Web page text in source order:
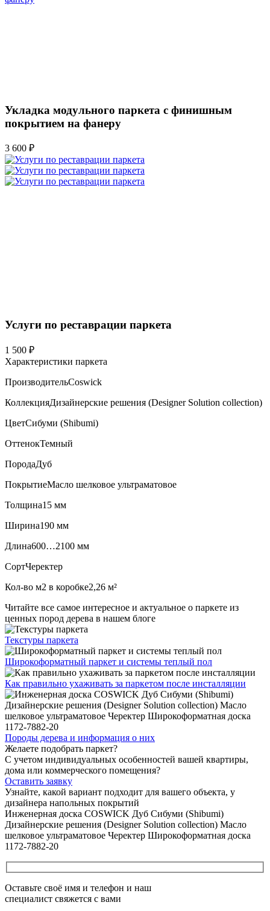
Укладка модульного паркета с финишным
покрытием на фанеру
3 600 ₽
Услуги по реставрации паркета
1 500 ₽
Характеристики паркета
ПроизводительCoswick
КоллекцияДизайнерские решения (Designer Solution collection)
ЦветСибуми (Shibumi)
ОттенокТемный
ПородаДуб
ПокрытиеМасло шелковое ультраматовое
Толщина15 мм
Ширина190 мм
Длина600…2100 мм
СортЧеректер
Кол-во м2 в коробке2,26 м²
Читайте все самое интересное и актуальное о паркете из
ценных пород дерева в нашем блоге
Текстуры паркета
Широкоформатный паркет и системы теплый пол
Как правильно ухаживать за паркетом после инсталляции
Породы дерева и информация о них
Желаете подобрать паркет?
С учетом индивидуальных особенностей вашей квартиры,
дома или коммерческого помещения?
Оставить заявку
Узнайте, какой вариант подходит для вашего объекта, у
дизайнера напольных покрытий
Инженерная доска COSWICK Дуб Сибуми (Shibumi)
Дизайнерские решения (Designer Solution collection) Масло
шелковое ультраматовое Черектер Широкоформатная доска
1172-7882-20
Оставьте своё имя и телефон и наш
специалист свяжется с вами